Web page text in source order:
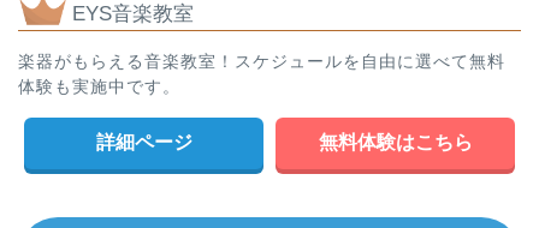
EYS音楽教室
楽器がもらえる音楽教室！スケジュールを自由に選べて無料
体験も実施中です。
詳細ページ 無料体験はこちら